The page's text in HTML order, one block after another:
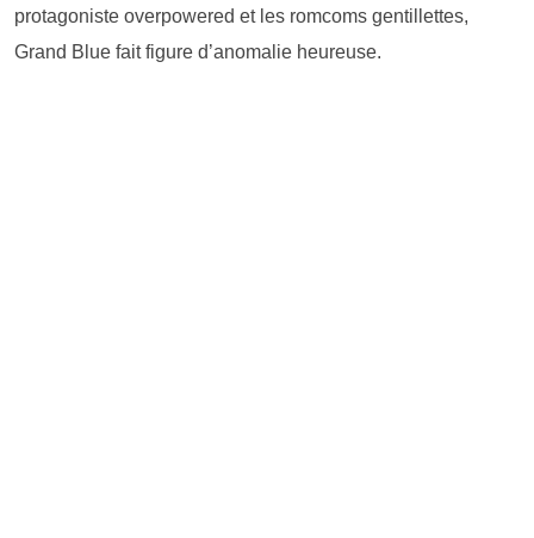
protagoniste overpowered et les romcoms gentillettes,
Grand Blue fait figure d’anomalie heureuse.